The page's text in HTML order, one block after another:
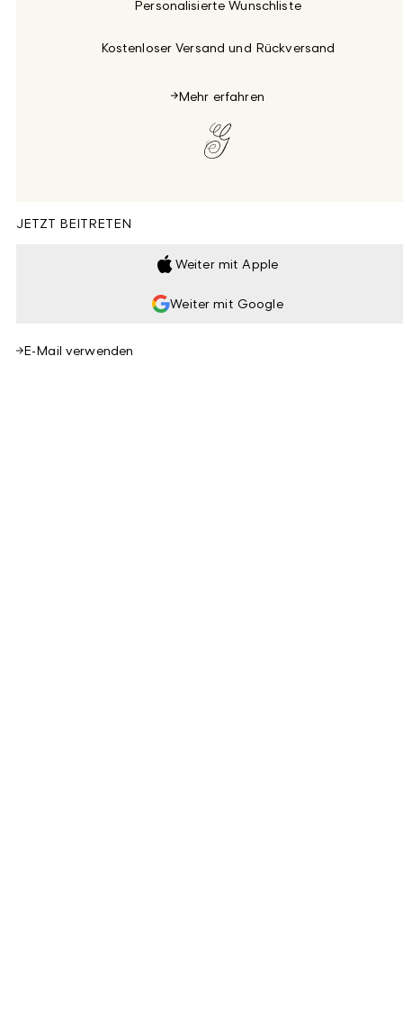
Personalisierte Wunschliste
Kostenloser Versand und Rückversand
Mehr erfahren
JETZT BEITRETEN
Weiter mit Apple
Weiter mit Google
E-Mail verwenden